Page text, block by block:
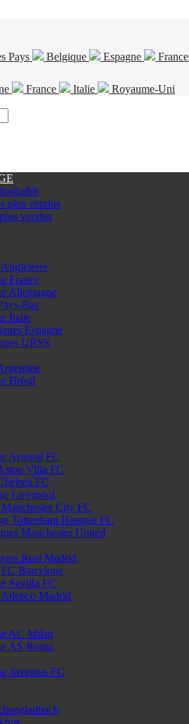
Pays Belgique Espagne France
France Italie
Royaume-Uni
plus vendus
vendus
France
Allemagne
Bas
Italie
Espagne
URSS
Brésil
Arsenal FC
Villa FC
FC
Liverpool
City FC
Tottenham Hotspur FC
Manchester United
Real Madrid
Barcelone
Sevilla FC
Madrid
AC Milan
AS Roma
Juventus FC